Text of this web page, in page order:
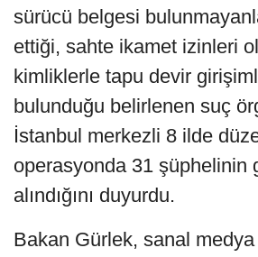
sürücü belgesi
ettiği, sahte ikamet izinleri
kimliklerle tapu devir
bulunduğu belirlenen suç
İstanbul merkezli 8 ilde
operasyonda 31 şüphelinin
alındığını duyurdu.
Bakan Gürlek, sanal medya